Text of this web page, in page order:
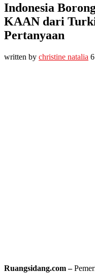
Indonesia
KAAN dari
Pertanyaan
written by christine natalia
Ruangsidang.com –